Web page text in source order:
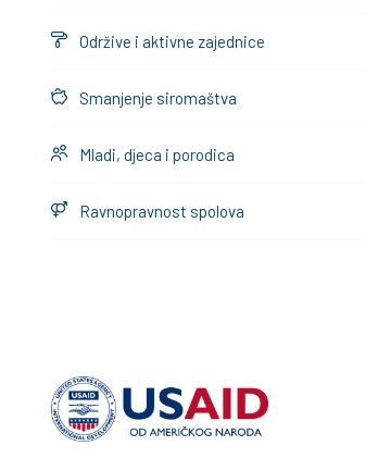
Održive i aktivne zajednice
Smanjenje siromaštva
Mladi, djeca i porodica
Ravnopravnost spolova